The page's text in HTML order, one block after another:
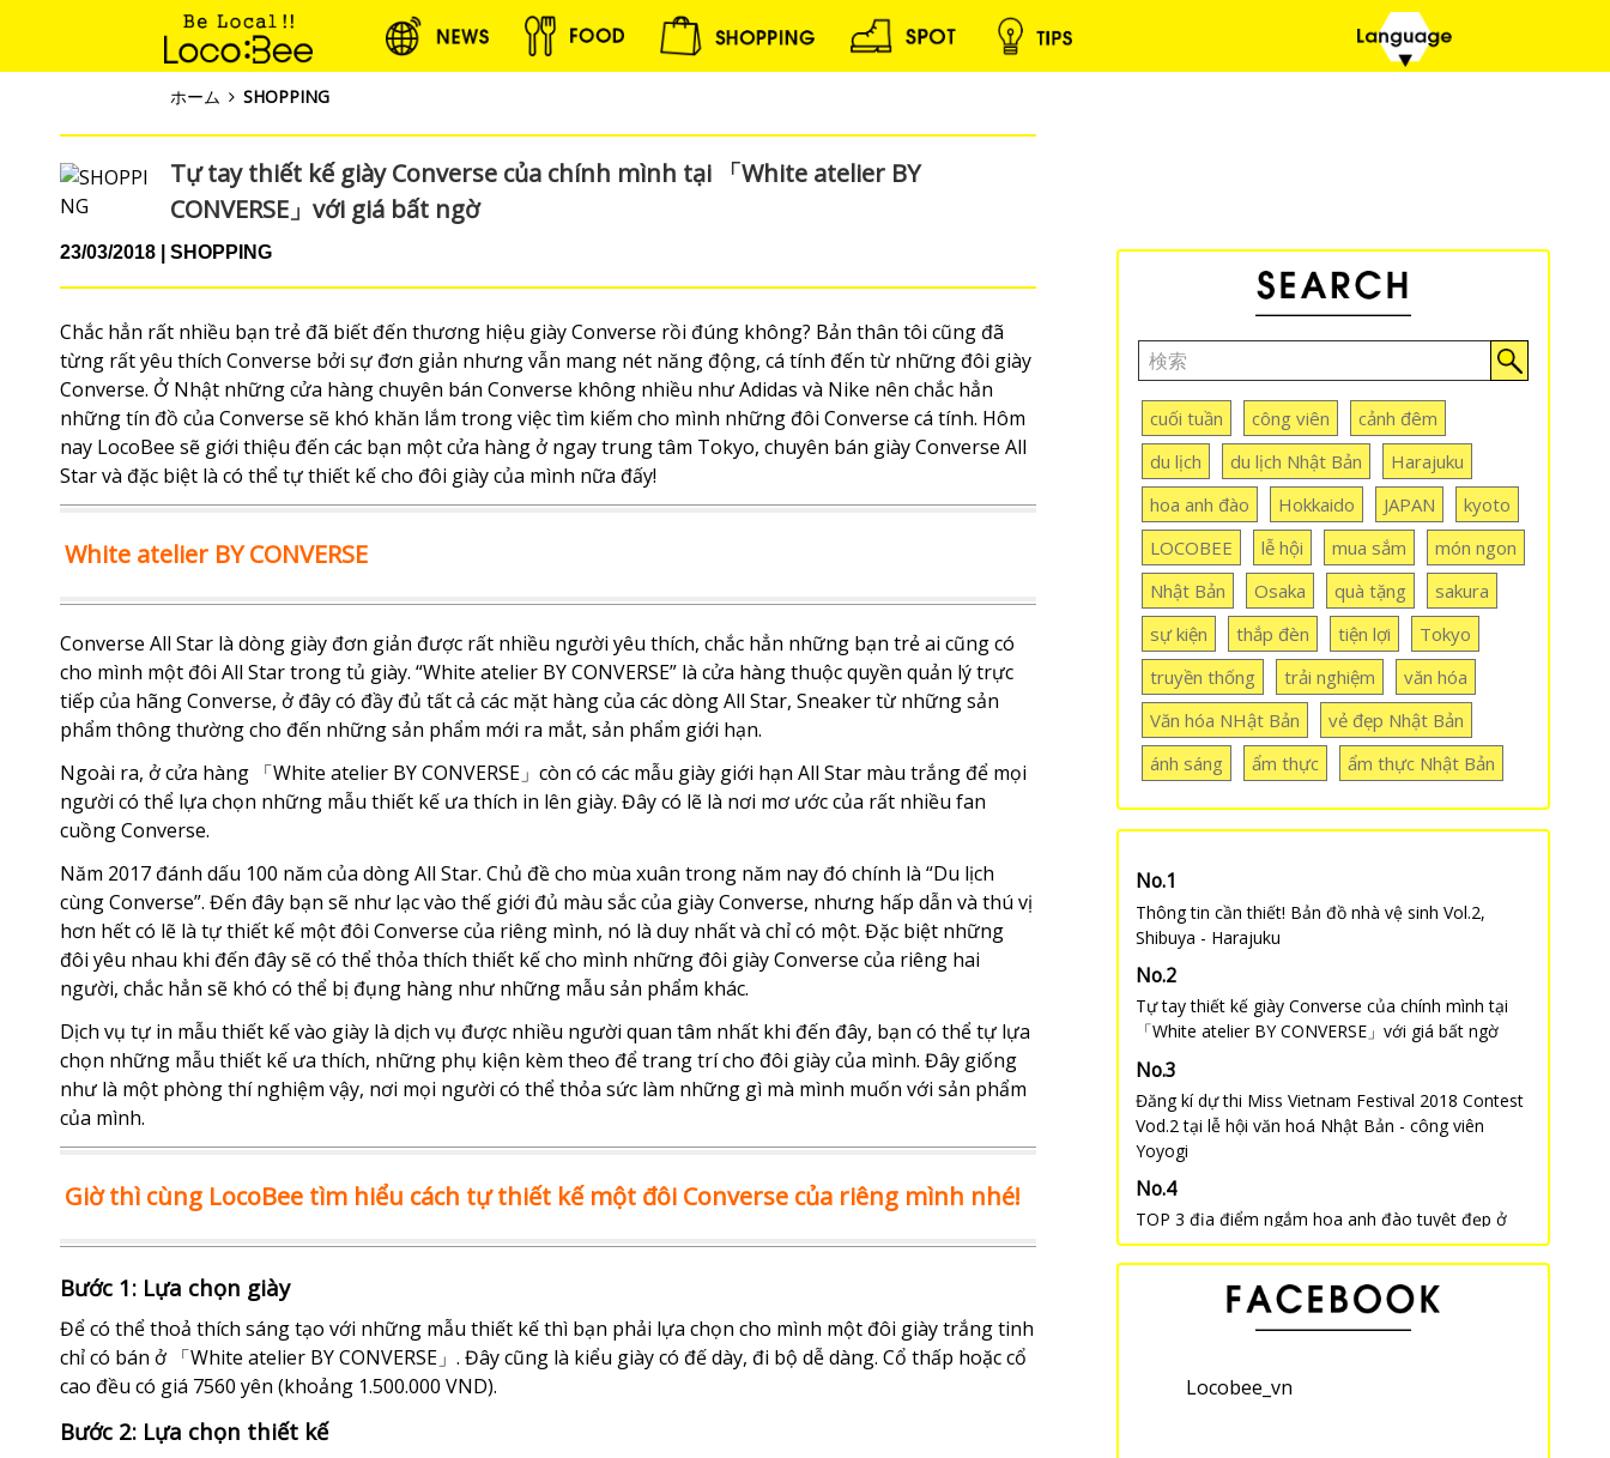
ホーム SHOPPING
Tự tay thiết kế giày Converse của chính mình tại 「White atelier BY
CONVERSE」với giá bất ngờ
23/03/2018 SHOPPING
Chắc hẳn rất nhiều bạn trẻ đã biết đến thương hiệu giày Converse rồi đúng không? Bản thân tôi cũng đã
từng rất yêu thích Converse bởi sự đơn giản nhưng vẫn mang nét năng động, cá tính đến từ những đôi giày
Converse. Ở Nhật những cửa hàng chuyên bán Converse không nhiều như Adidas và Nike nên chắc hẳn
những tín đồ của Converse sẽ khó khăn lắm trong việc tìm kiếm cho mình những đôi Converse cá tính. Hôm
nay LocoBee sẽ giới thiệu đến các bạn một cửa hàng ở ngay trung tâm Tokyo, chuyên bán giày Converse All
Star và đặc biệt là có thể tự thiết kế cho đôi giày của mình nữa đấy!
White atelier BY CONVERSE
Converse All Star là dòng giày đơn giản được rất nhiều người yêu thích, chắc hẳn những bạn trẻ ai cũng có
cho mình một đôi All Star trong tủ giày. “White atelier BY CONVERSE” là cửa hàng thuộc quyền quản lý trực
tiếp của hãng Converse, ở đây có đầy đủ tất cả các mặt hàng của các dòng All Star, Sneaker từ những sản
phẩm thông thường cho đến những sản phẩm mới ra mắt, sản phẩm giới hạn.
Ngoài ra, ở cửa hàng 「White atelier BY CONVERSE」còn có các mẫu giày giới hạn All Star màu trắng để mọi
người có thể lựa chọn những mẫu thiết kế ưa thích in lên giày. Đây có lẽ là nơi mơ ước của rất nhiều fan
cuồng Converse.
Năm 2017 đánh dấu 100 năm của dòng All Star. Chủ đề cho mùa xuân trong năm nay đó chính là “Du lịch
cùng Converse”. Đến đây bạn sẽ như lạc vào thế giới đủ màu sắc của giày Converse, nhưng hấp dẫn và thú vị
hơn hết có lẽ là tự thiết kế một đôi Converse của riêng mình, nó là duy nhất và chỉ có một. Đặc biệt những
đôi yêu nhau khi đến đây sẽ có thể thỏa thích thiết kế cho mình những đôi giày Converse của riêng hai
người, chắc hẳn sẽ khó có thể bị đụng hàng như những mẫu sản phẩm khác.
Dịch vụ tự in mẫu thiết kế vào giày là dịch vụ được nhiều người quan tâm nhất khi đến đây, bạn có thể tự lựa
chọn những mẫu thiết kế ưa thích, những phụ kiện kèm theo để trang trí cho đôi giày của mình. Đây giống
như là một phòng thí nghiệm vậy, nơi mọi người có thể thỏa sức làm những gì mà mình muốn với sản phẩm
của mình.
Giờ thì cùng LocoBee tìm hiểu cách tự thiết kế một đôi Converse của riêng mình nhé!
Bước 1: Lựa chọn giày
Để có thể thoả thích sáng tạo với những mẫu thiết kế thì bạn phải lựa chọn cho mình một đôi giày trắng tinh
chỉ có bán ở 「White atelier BY CONVERSE」. Đây cũng là kiểu giày có đế dày, đi bộ dễ dàng. Cổ thấp hoặc cổ
cao đều có giá 7560 yên (khoảng 1.500.000 VND).
Bước 2: Lựa chọn thiết kế
cuối tuần công viên
cảnh đêm
du lịch
du lịch Nhật Bản
Harajuku
hoa anh đào
Hokkaido JAPAN
kyoto
LOCOBEE
lễ hội mua sắm
món ngon
Nhật Bản
Osaka quà tặng
sakura
sự kiện
thắp đèn tiện lợi
Tokyo
truyền thống
trải nghiệm
văn hóa
Văn hóa NHật Bản
vẻ đẹp Nhật Bản
ánh sáng
ẩm thực ẩm thực Nhật Bản
Thông tin cần thiết! Bản đồ nhà vệ sinh Vol.2,
Shibuya - Harajuku
Tự tay thiết kế giày Converse của chính mình tại
「White atelier BY CONVERSE」với giá bất ngờ
Đăng kí dự thi Miss Vietnam Festival 2018 Contest
Vod.2 tại lễ hội văn hoá Nhật Bản - công viên
Yoyogi
TOP 3 địa điểm ngắm hoa anh đào tuyệt đẹp ở
Chiba
Cửa hàng chuyên các nguyên liệu làm đồ thủ công
tại Nhật Bản “Yuzawaya”
Locobee_vn